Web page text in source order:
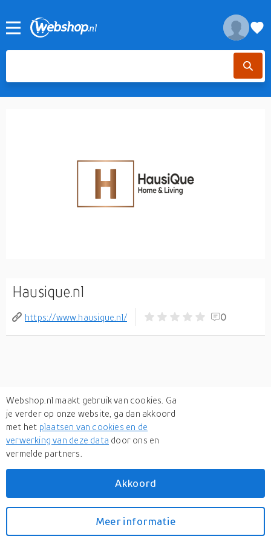
Hausique.nl
https://www.hausique.nl/ 0
Webshop.nl maakt gebruik van cookies. Ga
je verder op onze website, ga dan akkoord
met het plaatsen van cookies en de
verwerking van deze data door ons en
vermelde partners.
Akkoord
Meer informatie